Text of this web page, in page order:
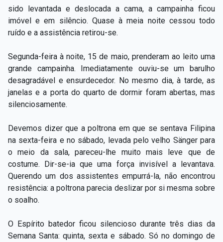
sido levantada e deslocada a cama, a campainha ficou
imóvel e em silêncio. Quase à meia noite cessou todo
ruído e a assistência retirou-se.
Segunda-feira à noite, 15 de maio, prenderam ao leito uma
grande campainha. Imediatamente ouviu-se um barulho
desagradável e ensurdecedor. No mesmo dia, à tarde, as
janelas e a porta do quarto de dormir foram abertas, mas
silenciosamente.
Devemos dizer que a poltrona em que se sentava Filipina
na sexta-feira e no sábado, levada pelo velho Sänger para
o meio da sala, pareceu-lhe muito mais leve que de
costume. Dir-se-ia que uma força invisível a levantava.
Querendo um dos assistentes empurrá-la, não encontrou
resistência: a poltrona parecia deslizar por si mesma sobre
o soalho.
O Espírito batedor ficou silencioso durante três dias da
Semana Santa: quinta, sexta e sábado. Só no domingo de